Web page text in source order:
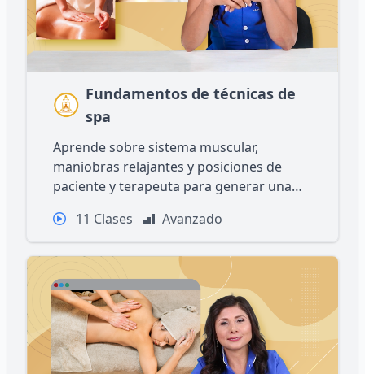
Fundamentos de técnicas de
spa
Aprende sobre sistema muscular,
maniobras relajantes y posiciones de
paciente y terapeuta para generar una
11 Clases Avanzado